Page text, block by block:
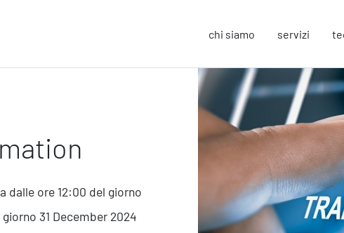
chi siamo servizi
Change Management
Business Process Improvement
Marketing Strategico
231 Gestione Rischi
dalle ore 12:00 del giorno
31 December 2024